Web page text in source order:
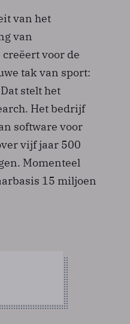
van het
van
voor de
tak van sport:
stelt het
Het bedrijf
software voor
vijf jaar 500
Momenteel
15 miljoen